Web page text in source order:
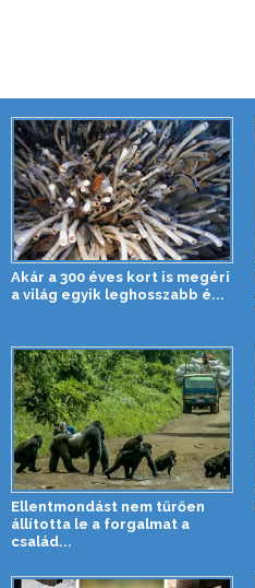
Akár a 300 éves kort is megéri
a világ egyik leghosszabb é...
Ellentmondást nem tűrően
állította le a forgalmat a
család...